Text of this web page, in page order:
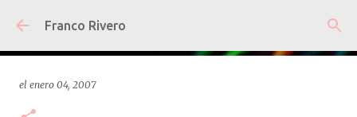
Ir al contenido principal
Franco Rivero
el enero 04, 2007